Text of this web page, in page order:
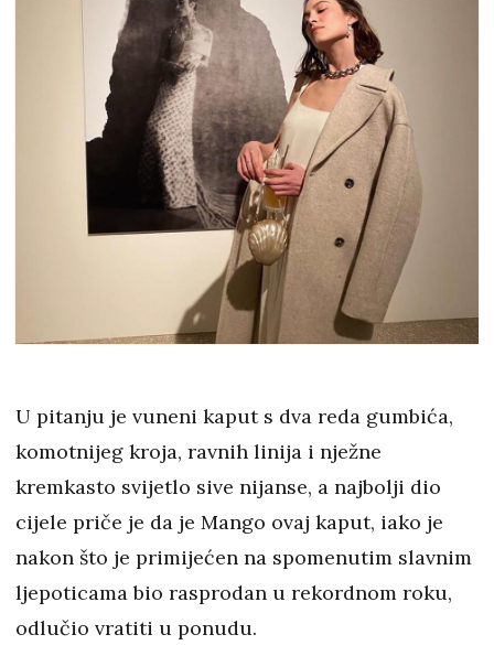
U pitanju je vuneni kaput s dva reda gumbića,
komotnijeg kroja, ravnih linija i nježne
kremkasto svijetlo sive nijanse, a najbolji dio
cijele priče je da je Mango ovaj kaput, iako je
nakon što je primijećen na spomenutim slavnim
ljepoticama bio rasprodan u rekordnom roku,
odlučio vratiti u ponudu.